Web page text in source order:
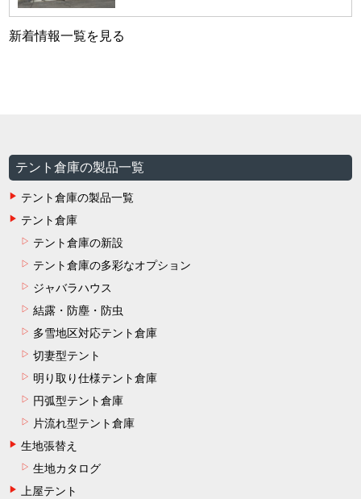
新着情報一覧を見る
テント倉庫の製品一覧
テント倉庫の製品一覧
テント倉庫
テント倉庫の新設
テント倉庫の多彩なオプション
ジャバラハウス
結露・防塵・防虫
多雪地区対応テント倉庫
切妻型テント
明り取り仕様テント倉庫
円弧型テント倉庫
片流れ型テント倉庫
生地張替え
生地カタログ
上屋テント